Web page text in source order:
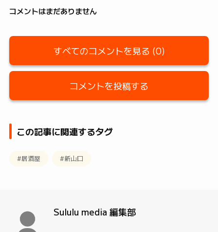
コメントはまだありません
すべてのコメントを見る (0)
コメントを投稿する
この記事に関連するタグ
#居酒屋 #新山口
Sululu media 編集部